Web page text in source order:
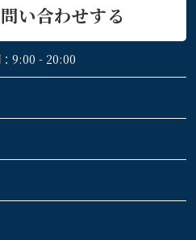
い合わせする
9:00 - 20:00